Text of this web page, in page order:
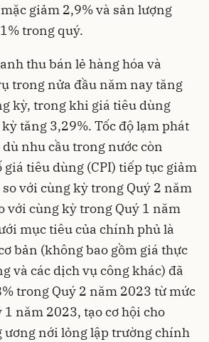
giảm 2,9% và sản lượng
trong quý.
thu bán lẻ hàng hóa và
trong nửa đầu năm nay tăng
kỳ, trong khi giá tiêu dùng
tăng 3,29%. Tốc độ lạm phát
nhu cầu trong nước còn
giá tiêu dùng (CPI) tiếp tục giảm
với cùng kỳ trong Quý 2 năm
với cùng kỳ trong Quý 1 năm
mục tiêu của chính phủ là
bản (không bao gồm giá thực
và các dịch vụ công khác) đã
trong Quý 2 năm 2023 từ mức
năm 2023, tạo cơ hội cho
ương nới lỏng lập trường chính